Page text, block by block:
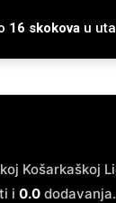
16 skokova u
Košarkaškoj
i0.0